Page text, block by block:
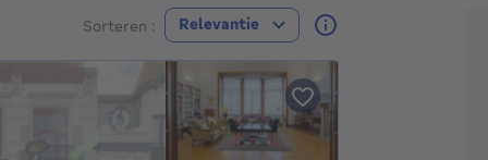
Sorteren : Relevantie